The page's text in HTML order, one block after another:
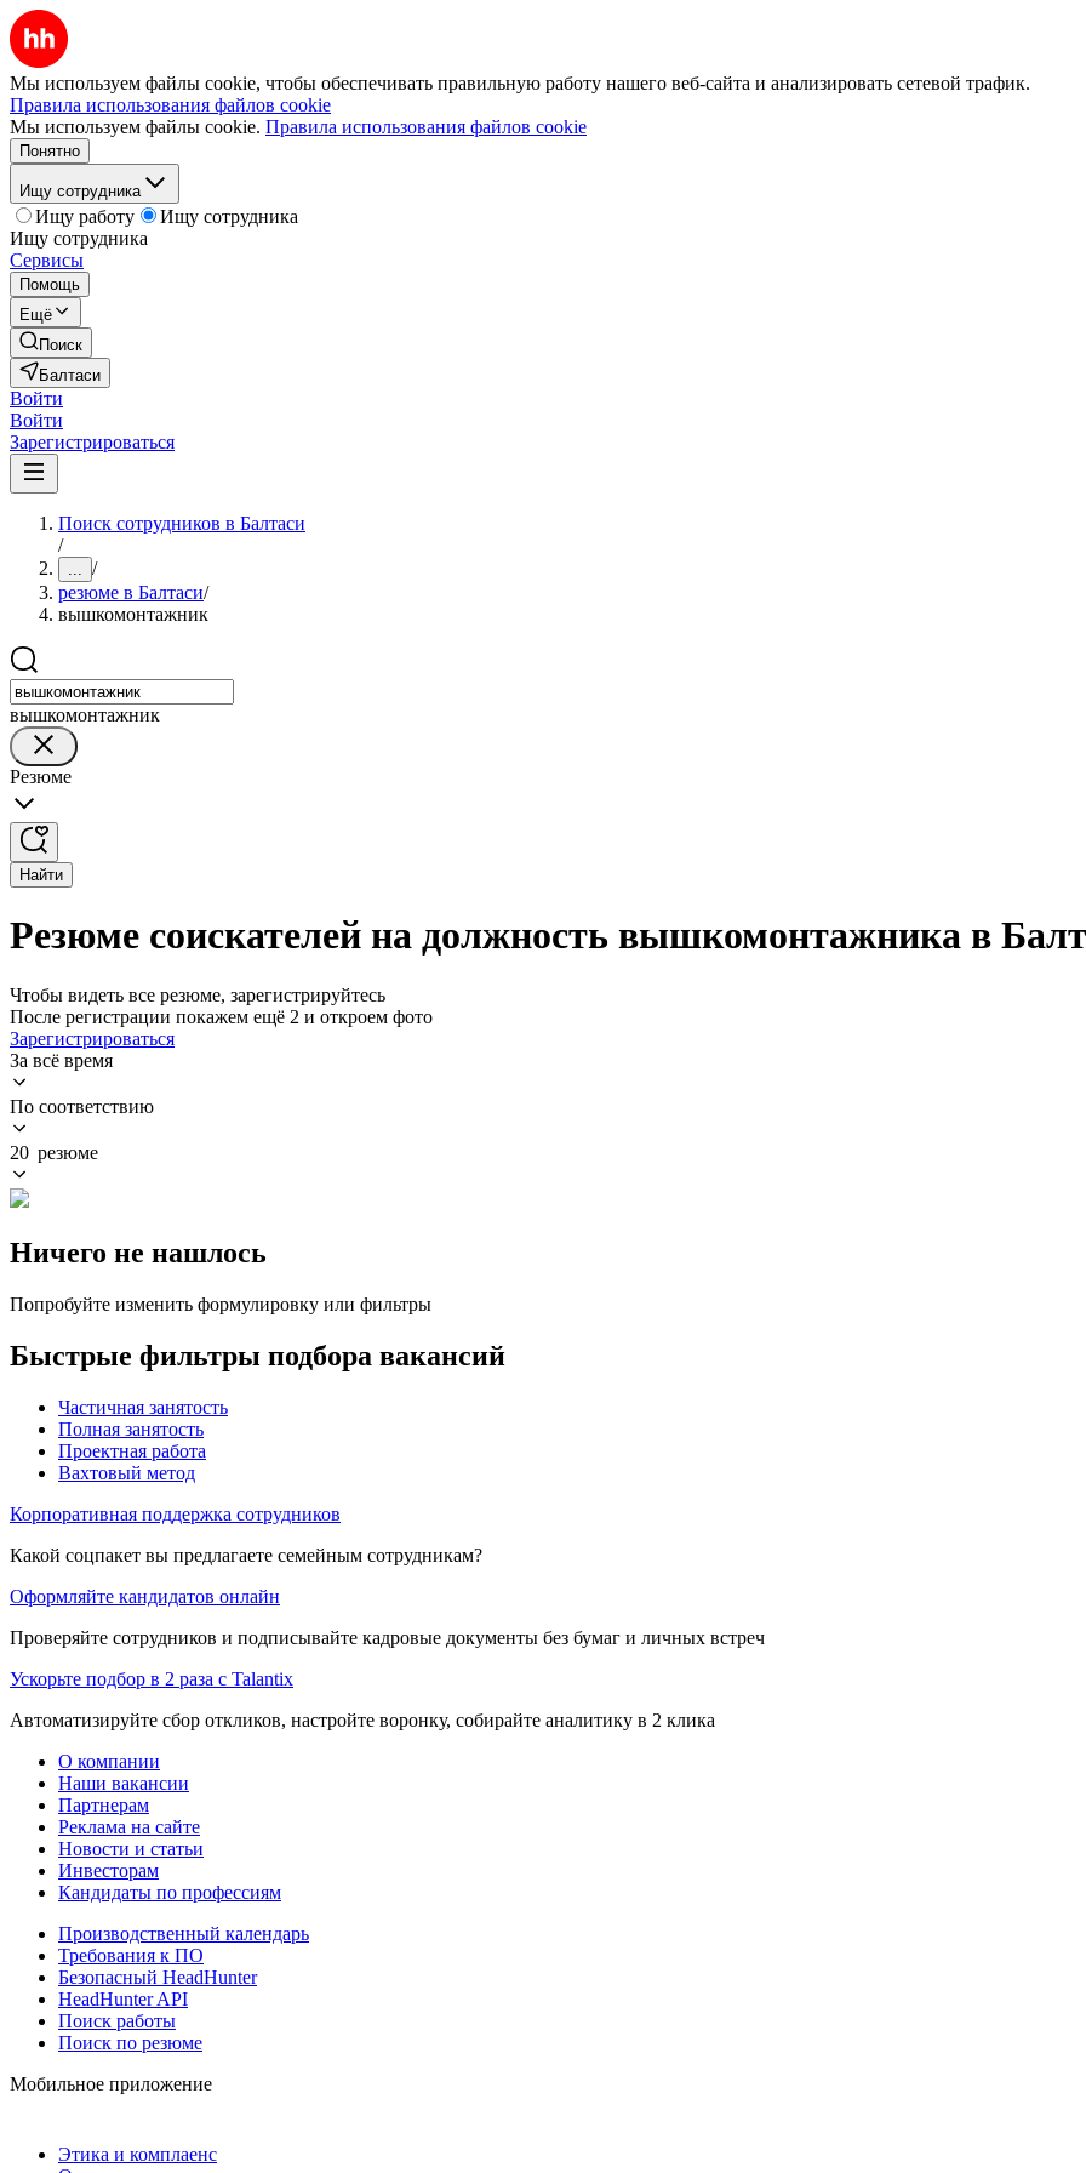
Мы используем файлы cookie, чтобы обеспечивать правильную работу нашего веб-сайта и анализировать сетевой трафик.
Правила использования файлов cookie
Мы используем файлы cookie. Правила использования файлов cookie
Понятно
Ищу сотрудника
Ищу работу
Ищу сотрудника
Ищу сотрудника
Сервисы
Помощь
Ещё
Поиск
Балтаси
Войти
Войти
Зарегистрироваться
Поиск сотрудников в Балтаси
/
... /
резюме в Балтаси/
вышкомонтажник
вышкомонтажник
Резюме
Найти
Резюме соискателей на должность вышкомонтажника в
Чтобы видеть все резюме, зарегистрируйтесь
После регистрации покажем ещё 2 и откроем фото
Зарегистрироваться
За всё время
По соответствию
20 резюме
Ничего не нашлось
Попробуйте изменить формулировку или фильтры
Быстрые фильтры подбора вакансий
Частичная занятость
Полная занятость
Проектная работа
Вахтовый метод
Корпоративная поддержка сотрудников
Какой соцпакет вы предлагаете семейным сотрудникам?
Оформляйте кандидатов онлайн
Проверяйте сотрудников и подписывайте кадровые документы без бумаг и личных встреч
Ускорьте подбор в 2 раза с Talantix
Автоматизируйте сбор откликов, настройте воронку, собирайте аналитику в 2 клика
О компании
Наши вакансии
Партнерам
Реклама на сайте
Новости и статьи
Инвесторам
Кандидаты по профессиям
Производственный календарь
Требования к ПО
Безопасный HeadHunter
HeadHunter API
Поиск работы
Поиск по резюме
Мобильное приложение
Этика и комплаенс